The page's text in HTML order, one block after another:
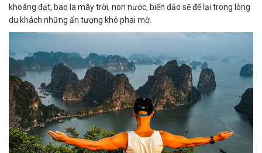
khoáng đạt, bao la mây trời, non nước, biển đảo sẽ để lại trong lòng
du khách những ấn tượng khó phai mờ.